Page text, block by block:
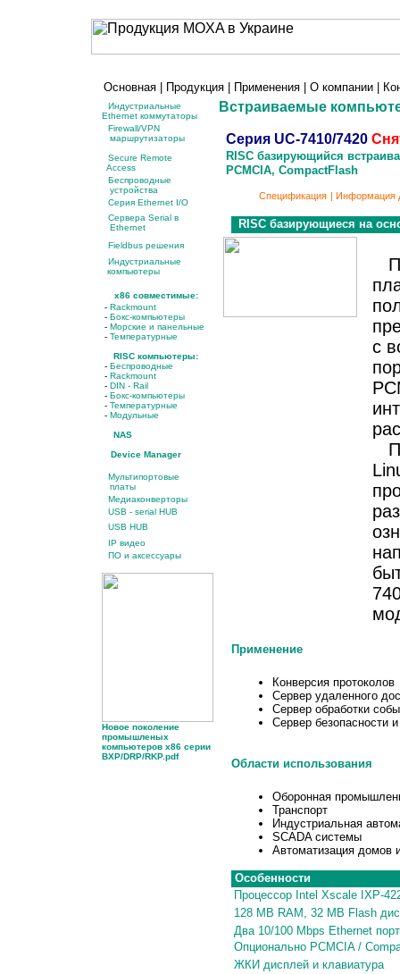
Основная Продукция Применения О компании
Индустриальные
Ethernet коммутаторы
Firewall/VPN
маршрутизаторы
Secure Remote
Access
Беспроводные
устройства
Серия Ethernet I/O
Сервера Serial в
Ethernet
Fieldbus решения
Индустриальные
компьютеры
x86 совместимые:
- Rackmount
- Бокс-компьютеры
- Морские и панельные
- Температурные
RISC компьютеры:
- Беспроводные
- Rackmount
- DIN - Rail
- Бокс-компьютеры
- Температурные
- Модульные
NAS
Device Manager
Мультипортовые
платы
Медиаконверторы
USB - serial HUB
USB HUB
IP видео
ПО и аксессуары
Новое поколение
промышленых
компьютеров x86 серии
BXP/DRP/RKP.pdf
Встраиваемые
Серия UC-7410/7420
RISC базирующийся
PCMCIA, CompactFlash
Спецификация Информация
RISC базирующиеся на
с
Применение
Конверсия протоколов
Сервер удаленного
Сервер обработки
Сервер безопасности
Области использования
Оборонная
Транспорт
Индустриальная
SCADA системы
Автоматизация домов
Особенности
Процессор Intel Xscale IXP-
128 MB RAM, 32 MB Flash
Два 10/100 Mbps Ethernet
Опционально PCMCIA /
ЖКИ дисплей и клавиатура